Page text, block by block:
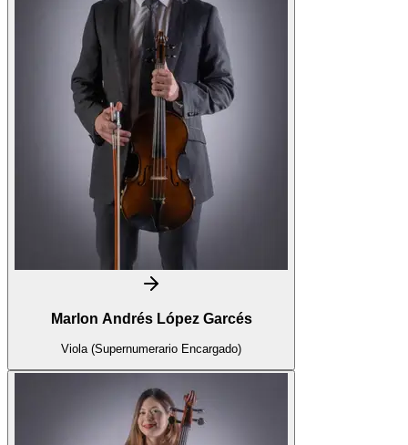
Marlon Andrés López Garcés
Viola (Supernumerario Encargado)